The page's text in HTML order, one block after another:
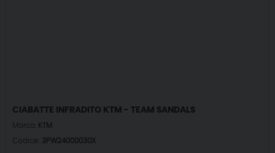
CIABATTE INFRADITO KTM - TEAM SANDALS
Marca: KTM
Codice: 3PW24000030X